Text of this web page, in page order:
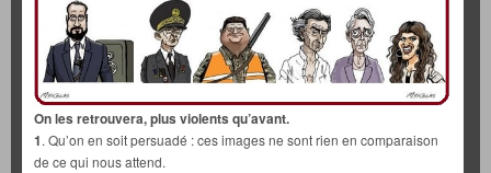
On les retrouvera, plus violents qu’avant.
1. Qu’on en soit persuadé : ces images ne sont rien en comparaison
de ce qui nous attend.